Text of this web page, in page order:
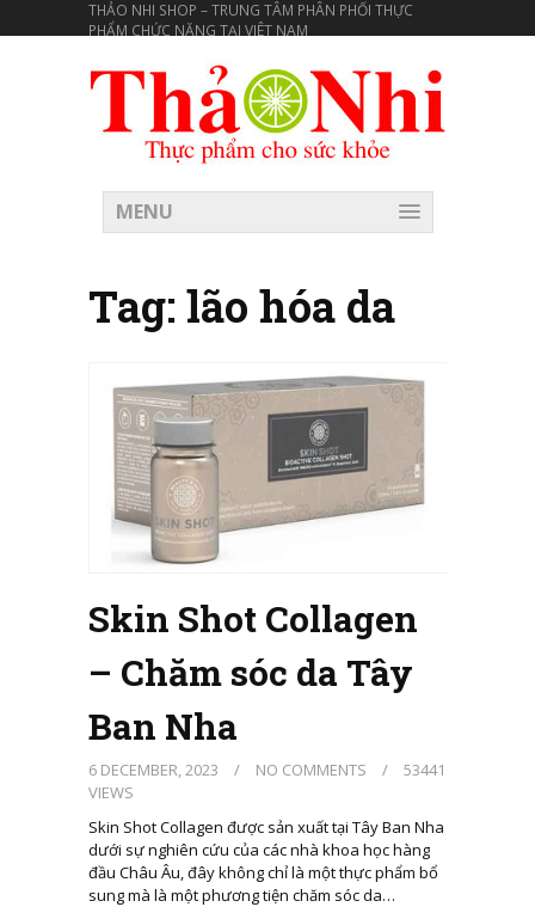
THẢO NHI SHOP – TRUNG TÂM PHÂN PHỐI THỰC
PHẨM CHỨC NĂNG TẠI VIÊT NAM
MENU
Tag:lão hóa da
Skin Shot Collagen
– Chăm sóc da Tây
Ban Nha
6 DECEMBER, 2023 / NO COMMENTS /
53441
VIEWS
Skin Shot Collagen được sản xuất tại Tây Ban Nha
dưới sự nghiên cứu của các nhà khoa học hàng
đầu Châu Âu, đây không chỉ là một thực phẩm bổ
sung mà là một phương tiện chăm sóc da…